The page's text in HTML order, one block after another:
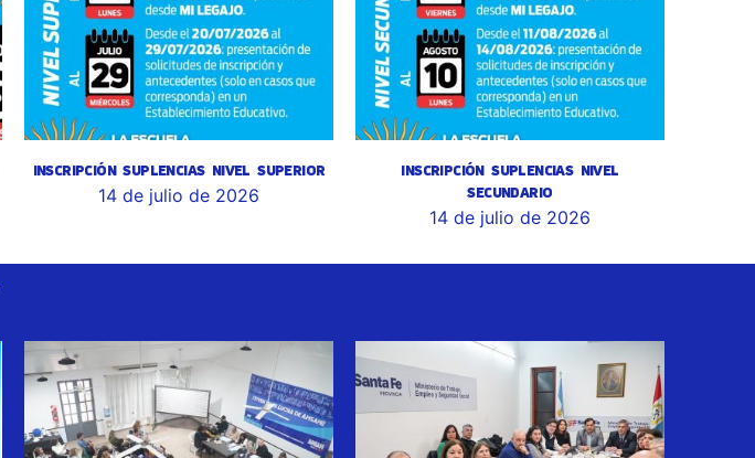
INSCRIPCIÓN SUPLENCIAS NIVEL SUPERIOR
14 de julio de 2026
INSCRIPCIÓN SUPLENCIAS NIVEL
SECUNDARIO
14 de julio de 2026